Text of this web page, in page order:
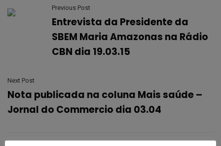
Previous Post
Entrevista da Presidente da
SBEM Maria Amazonas na Rádio
CBN dia 19.03.15
Next Post
Nota publicada na coluna Mais saúde –
Jornal do Commercio dia 03.04